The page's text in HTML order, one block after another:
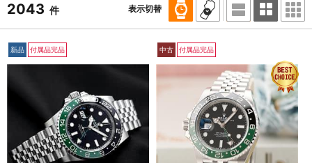
2043 件 表示切替
新品 付属品完品 中古 付属品完品